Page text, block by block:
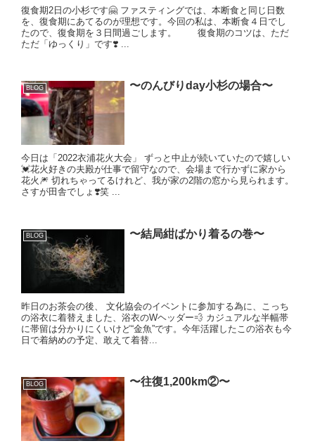
復食期2日の小杉です🤗 ファスティングでは、本断食と同じ日数
を、復食期にあてるのが理想です。今回の私は、本断食４日でし
たので、復食期を３日間過ごします。 復食期のコツは、ただ
ただ「ゆっくり」です❣️ ...
BLOG 〜のんびりday小杉の場合〜
今日は「2022衣浦花火大会」 ずっと中止が続いていたので嬉しい
💓花火好きの夫殿が仕事で留守なので、会場まで行かずに家から
花火🎆 切れちゃってるけれど、我が家の2階の窓から見られます。
さすが田舎でしょ❣️笑 ...
BLOG 〜結局紺ばかり着るの巻〜
昨日のお茶会の後、 文化協会のイベントに参加する為に、こっち
の浴衣に着替えました、浴衣のWヘッダー💨 カジュアルな半幅帯
に帯留は分かりにくいけど“金魚”です。今年活躍したこの浴衣も今
日で着納めの予定、敢えて着替...
BLOG 〜往復1,200km②〜